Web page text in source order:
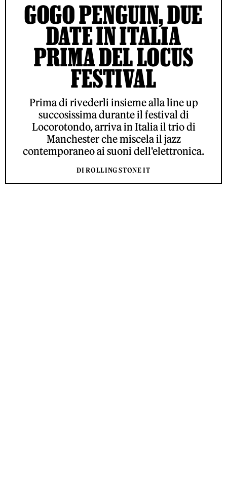
GOGO PENGUIN, DUE
DATE IN ITALIA
PRIMA DEL LOCUS
FESTIVAL
Prima di rivederli insieme alla line up
succosissima durante il festival di
Locorotondo, arriva in Italia il trio di
Manchester che miscela il jazz
contemporaneo ai suoni dell'elettronica.
DI ROLLING STONE IT